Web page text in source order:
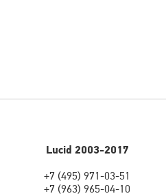
Lucid 2003-2017
+7 (495) 971-03-51
+7 (963) 965-04-10